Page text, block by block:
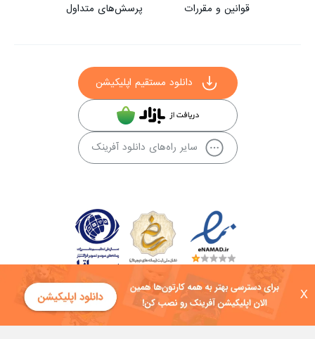
X
قوانین و مقررات پرسش‌های متداول
دانلود مستقیم اپلیکیشن
سایر راه‌های دانلود آفرینک
کلیه حقوق این سایت به شرکت توسعه فناوی هفت آسمان توکان تعلق دارد و